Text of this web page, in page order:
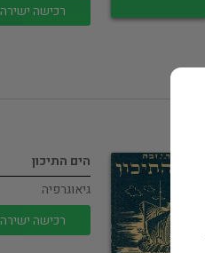
רכישה ישירה
הים התיכון
גיאוגרפיה
רכישה ישירה